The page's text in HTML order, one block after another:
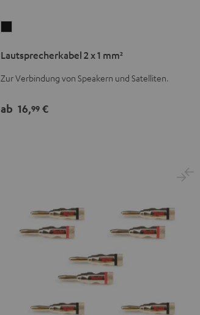
x
Lautsprecherkabel 2 x 1 mm²
Zur Verbindung von Speakern und Satelliten.
ab 16,99 €